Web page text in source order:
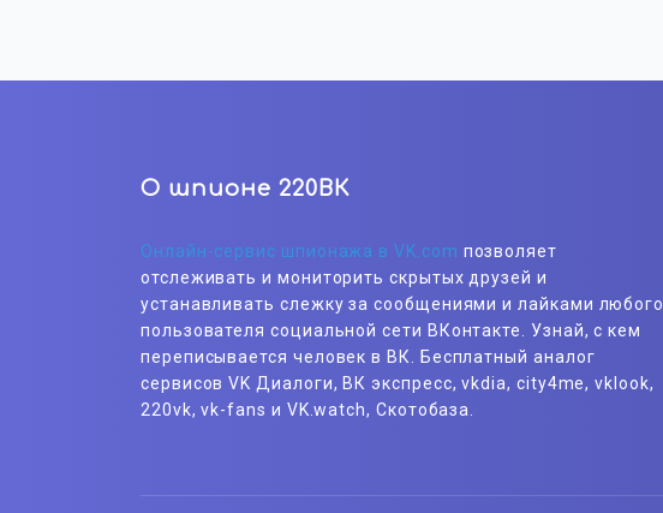
О шпионе 220ВК
Онлайн-сервис шпионажа в VK.com позволяет
отслеживать и мониторить скрытых друзей и
устанавливать слежку за сообщениями и лайками любого
пользователя социальной сети ВКонтакте. Узнай, с кем
переписывается человек в ВК. Бесплатный аналог
сервисов VK Диалоги, ВК экспресс, vkdia, city4me, vklook,
220vk, vk-fans и VK.watch, Скотобаза.